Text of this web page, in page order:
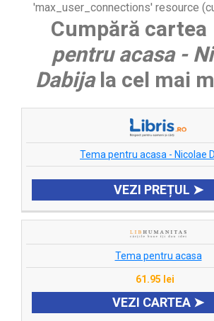
'max_user_connections' resource
Cumpără cartea
pentru acasa -
Dabijala cel mai
Tema pentru acasa - Nicolae
VEZI PREȚUL ➤
Tema pentru acasa
61.95 lei
VEZI CARTEA ➤